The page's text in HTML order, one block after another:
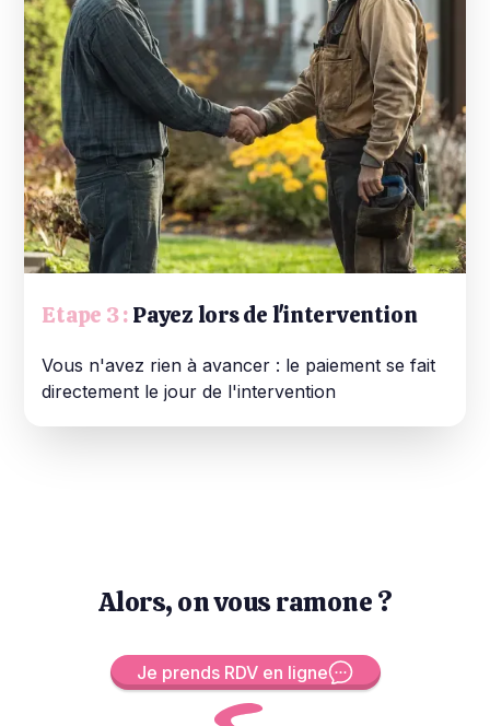
Etape 3 :Payez lors de l'intervention
Vous n'avez rien à avancer : le paiement se fait
directement le jour de l'intervention
Alors, on vous ramone ?
Je prends RDV en ligne